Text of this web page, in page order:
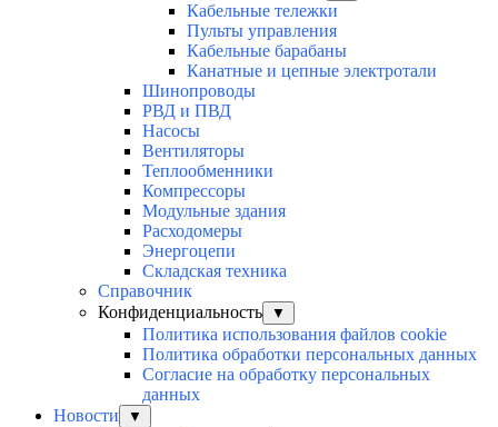
Кабельные тележки
Пульты управления
Кабельные барабаны
Канатные и цепные электротали
Шинопроводы
РВД и ПВД
Насосы
Вентиляторы
Теплообменники
Компрессоры
Модульные здания
Расходомеры
Энергоцепи
Складская техника
Справочник
Конфиденциальность
▼
Политика использования файлов cookie
Политика обработки персональных данных
Согласие на обработку персональных
данных
Новости
▼